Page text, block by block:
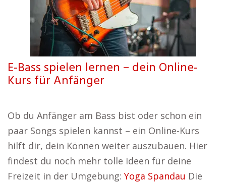
E-Bass spielen lernen – dein Online-
Kurs für Anfänger
Ob du Anfänger am Bass bist oder schon ein
paar Songs spielen kannst – ein Online-Kurs
hilft dir, dein Können weiter auszubauen. Hier
findest du noch mehr tolle Ideen für deine
Freizeit in der Umgebung: Yoga Spandau Die